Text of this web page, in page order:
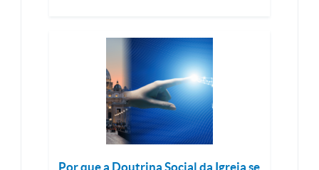
Por que a Doutrina Social da Igreja se